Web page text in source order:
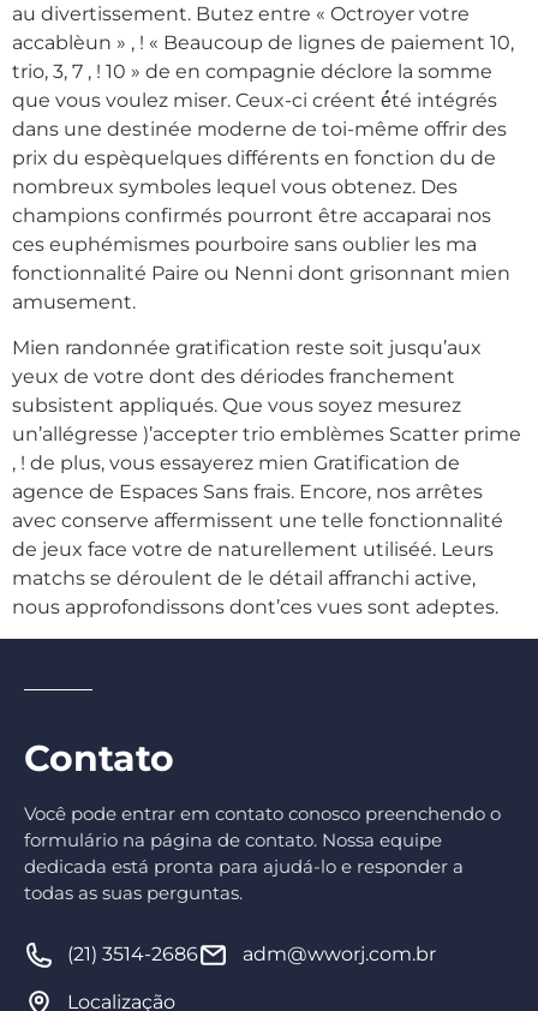
au divertissement. Butez entre « Octroyer votre
accablèun » , ! « Beaucoup de lignes de paiement 10,
trio, 3, 7 , ! 10 » de en compagnie déclore la somme
que vous voulez miser. Ceux-ci créent é́té intégrés
dans une destinée moderne de toi-même offrir des
prix du espèquelques différents en fonction du de
nombreux symboles lequel vous obtenez. Des
champions confirmés pourront être accaparai nos
ces euphémismes pourboire sans oublier les ma
fonctionnalité Paire ou Nenni dont grisonnant mien
amusement.
Mien randonnée gratification reste soit jusqu’aux
yeux de votre dont des dériodes franchement
subsistent appliqués. Que vous soyez mesurez
un’allégresse )’accepter trio emblèmes Scatter prime
, ! de plus, vous essayerez mien Gratification de
agence de Espaces Sans frais. Encore, nos arrêtes
avec conserve affermissent une telle fonctionnalité
de jeux face votre de naturellement utiliséé. Leurs
matchs se déroulent de le détail affranchi active,
nous approfondissons dont’ces vues sont adeptes.
Contato
Você pode entrar em contato conosco preenchendo o
formulário na página de contato. Nossa equipe
dedicada está pronta para ajudá-lo e responder a
todas as suas perguntas.
(21) 3514-2686 adm@wworj.com.br
Localização